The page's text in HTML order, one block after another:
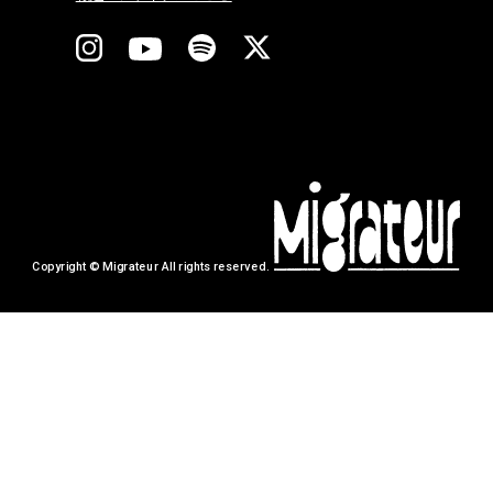
Copyright © Migrateur All rights reserved.